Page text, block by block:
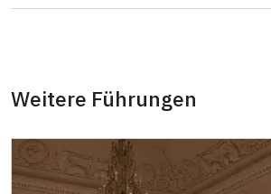
Reiseleiter mit Gruppe ab 15 oder
Mitglieder von ICOMOS mit gültigem
Inhaber der freien Eintrittskarte
Weitere Führungen